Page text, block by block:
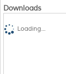
Downloads
Loading...